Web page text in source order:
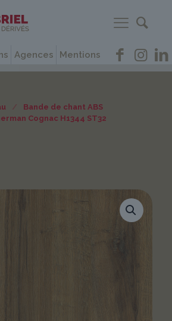
Agences Mentions
/
Bande de chant ABS
Cognac H1344 ST32